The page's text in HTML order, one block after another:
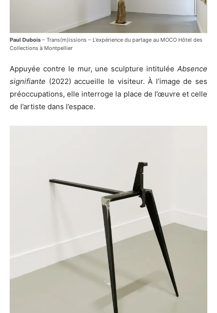
Paul Dubois – Trans(m)issions – L’expérience du partage au MOCO Hôtel des
Collections à Montpellier
Appuyée contre le mur, une sculpture intitulée Absence
signifiante (2022) accueille le visiteur. À l’image de ses
préoccupations, elle interroge la place de l’œuvre et celle
de l’artiste dans l’espace.